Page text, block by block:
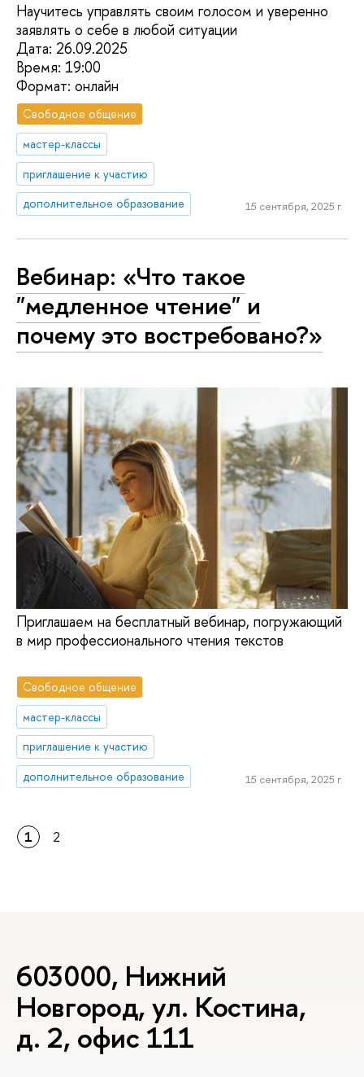
Научитесь управлять своим голосом и уверенно
заявлять о себе в любой ситуации
Дата: 26.09.2025
Время: 19:00
Формат: онлайн
Свободное общение
мастер-классы
приглашение к участию
дополнительное образование
15 сентября, 2025 г.
Вебинар: «Что такое
"медленное чтение" и
почему это востребовано?»
Приглашаем на бесплатный вебинар, погружающий
в мир профессионального чтения текстов
Свободное общение
мастер-классы
приглашение к участию
дополнительное образование
15 сентября, 2025 г.
1 2
603000, Нижний
Новгород, ул. Костина,
д. 2, офис 111